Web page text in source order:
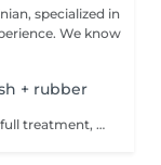
specialized in
We know
+ rubber
Premium, highly technical and ultra-precise full treatment, performed mainly with an e-file to achieve a perfectly clean nail contour and apply the polish as close as possible, even slightly under the cuticle. This technique helps visually delay the regrowth by around 10 days. Visual result: -Extremely well-groomed nails, clean contours, flawless shape -Instagram / photo studio effect: neat, precise, with no visible dry skin We also include a rubber base, recommended for short nails in good condition. A perfect solution for flawless and long-lasting nails: -The average durability is 4 weeks!! Service content -> 80€ : -Removal of old semi-permanent and/or gel (if needed, already include in this price/service) -Very meticulous preparation of the nail plate -Removal of dead skin -Shape and file nails -Gentle cuticle care -Rubber base -Application of semi-permanent nail polish -Application of cuticle oil and hand cream Optional : -Price per nail extension on up to 5 nails (if so please book "WITH simple design") +3€/nail -Price per nail for nail art on up to 5 nails (if so please book "WITH simple design") +3€/nail -Price for simple design (French, Chrome, Baby Boomer, Cat Eyes, Stickers, Foil) 6-10 nails -> +20€ -Price for complex design (3D, Hand drawings, Stamping, French with Chrome, Baby Boomer with Chrome, French with Cat Eyes) 6-10 nails -> +30€